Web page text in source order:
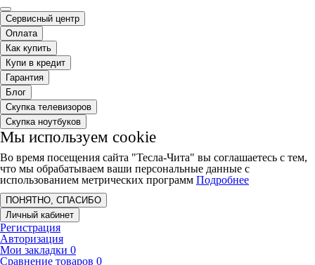
Сервисный центр
Оплата
Как купить
Купи в кредит
Гарантия
Блог
Скупка телевизоров
Скупка ноутбуков
Мы используем cookie
Во время посещения сайта "Тесла-Чита" вы соглашаетесь с тем,
что мы обрабатываем ваши персональные данные с
использованием метрических программ Подробнее
ПОНЯТНО, СПАСИБО
Личный кабинет
Регистрация
Авторизация
Мои закладки 0
Сравнение товаров 0